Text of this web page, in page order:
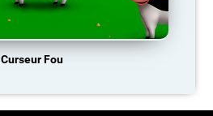
Curseur Fou